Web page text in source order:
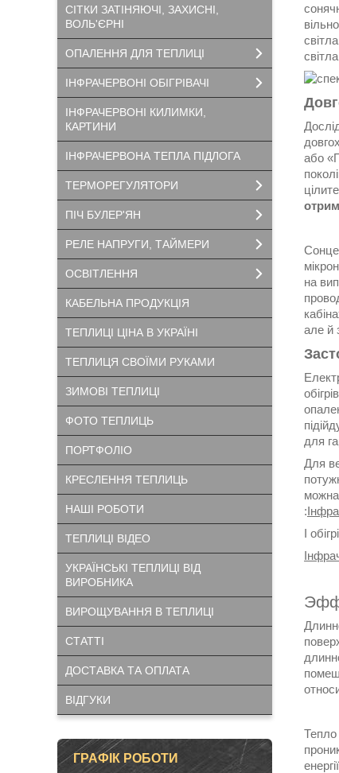
або
Сонце
на
але й
для
Для
можна
:
І
Тепло
СІТКИ ЗАТІНЯЮЧІ, ЗАХИСНІ,
ВОЛЬ'ЄРНІ
ОПАЛЕННЯ ДЛЯ ТЕПЛИЦІ
ІНФРАЧЕРВОНІ ОБІГРІВАЧІ
ІНФРАЧЕРВОНІ КИЛИМКИ,
КАРТИНИ
ІНФРАЧЕРВОНА ТЕПЛА ПІДЛОГА
ТЕРМОРЕГУЛЯТОРИ
ПІЧ БУЛЕР'ЯН
РЕЛЕ НАПРУГИ, ТАЙМЕРИ
ОСВІТЛЕННЯ
КАБЕЛЬНА ПРОДУКЦІЯ
ТЕПЛИЦІ ЦІНА В УКРАЇНІ
ТЕПЛИЦЯ СВОЇМИ РУКАМИ
ЗИМОВІ ТЕПЛИЦІ
ФОТО ТЕПЛИЦЬ
ПОРТФОЛІО
КРЕСЛЕННЯ ТЕПЛИЦЬ
НАШІ РОБОТИ
ТЕПЛИЦІ ВІДЕО
УКРАЇНСЬКІ ТЕПЛИЦІ ВІД
ВИРОБНИКА
ВИРОЩУВАННЯ В ТЕПЛИЦІ
СТАТТІ
ДОСТАВКА ТА ОПЛАТА
ВІДГУКИ
ГРАФІК РОБОТИ